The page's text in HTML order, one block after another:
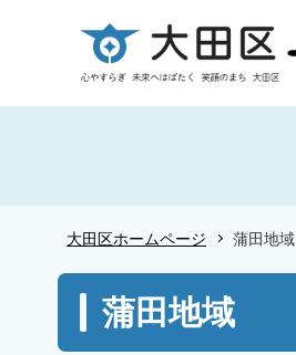
ー
大田区ホームページ 蒲田地域
こ
蒲田地域